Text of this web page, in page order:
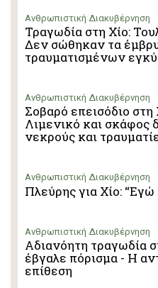
Ανθρωπιστική Διακυβέρνηση
Τραγωδία στη Χίο:
Δεν σώθηκαν τα
τραυματισμένων
Ανθρωπιστική Διακυβέρνηση
Σοβαρό επεισόδιο
Λιμενικό και σκάφος
νεκρούς και
Ανθρωπιστική Διακυβέρνηση
Πλεύρης για Χίο:
Ανθρωπιστική Διακυβέρνηση
Αδιανόητη τραγωδία
έβγαλε πόρισμα - Η
επίθεση